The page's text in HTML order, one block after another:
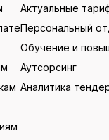
Актуальные
Персональный
Обучение и
Аутсорсинг
Аналитика